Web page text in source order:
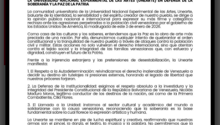
Jacobo Borges rinden
tributo a Alí Primera